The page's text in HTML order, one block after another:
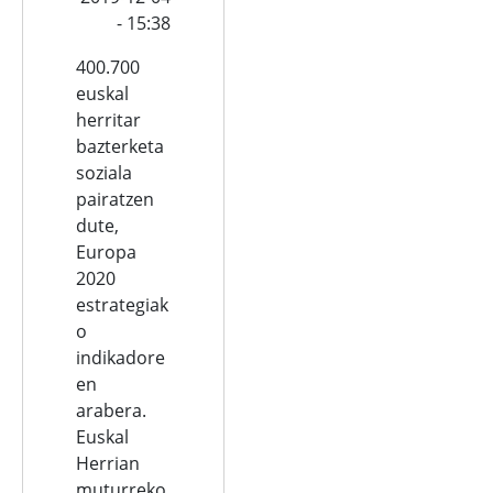
- 15:38
400.700
euskal
herritar
bazterketa
soziala
pairatzen
dute,
Europa
2020
estrategiak
o
indikadore
en
arabera.
Euskal
Herrian